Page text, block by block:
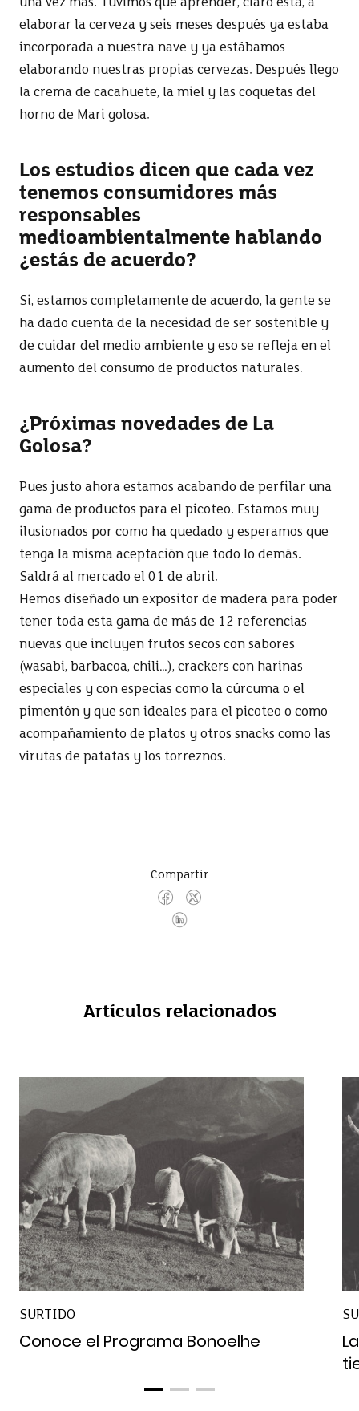
una vez más. Tuvimos que aprender, claro está, a
elaborar la cerveza y seis meses después ya estaba
incorporada a nuestra nave y ya estábamos
elaborando nuestras propias cervezas. Después llego
la crema de cacahuete, la miel y las coquetas del
horno de Mari golosa.
Los estudios dicen que cada vez
tenemos consumidores más
responsables
medioambientalmente hablando
¿estás de acuerdo?
Si, estamos completamente de acuerdo, la gente se
ha dado cuenta de la necesidad de ser sostenible y
de cuidar del medio ambiente y eso se refleja en el
aumento del consumo de productos naturales.
¿Próximas novedades de La
Golosa?
Pues justo ahora estamos acabando de perfilar una
gama de productos para el picoteo. Estamos muy
ilusionados por como ha quedado y esperamos que
tenga la misma aceptación que todo lo demás.
Saldrá al mercado el 01 de abril.
Hemos diseñado un expositor de madera para poder
tener toda esta gama de más de 12 referencias
nuevas que incluyen frutos secos con sabores
(wasabi, barbacoa, chili…), crackers con harinas
especiales y con especias como la cúrcuma o el
pimentón y que son ideales para el picoteo o como
acompañamiento de platos y otros snacks como las
virutas de patatas y los torreznos.
Compartir
Artículos relacionados
SURTIDO
Conoce el Programa Bonoelhe